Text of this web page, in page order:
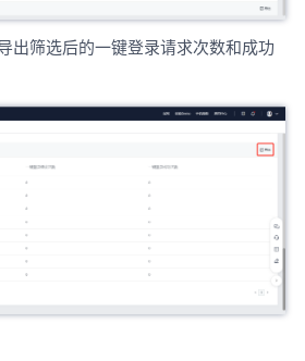
出筛选后的一键登录请求次数和成功